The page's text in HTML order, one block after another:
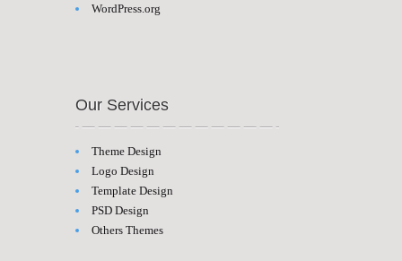
WordPress.org
Our Services
Theme Design
Logo Design
Template Design
PSD Design
Others Themes